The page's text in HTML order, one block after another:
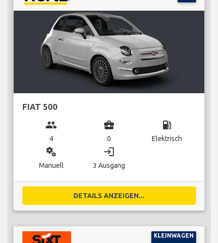
FIAT 500
group
4
business_center
0
local_gas_station
Elektrisch
miscellaneous_services
Manuell
login
3 Ausgang
DETAILS ANZEIGEN...
KLEINWAGEN